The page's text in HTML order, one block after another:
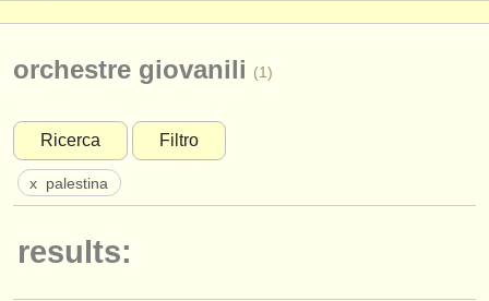
jobs - amministrazione
degree courses
corsi
orchestre giovanili (1)
Ricerca Filtro
x palestina
results: